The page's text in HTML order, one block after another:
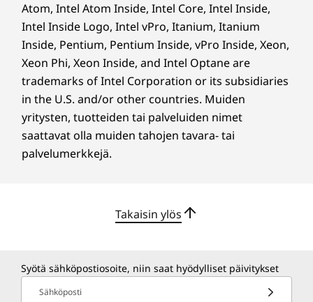
puolestapuhuja
kehitykseen ja teemme aktiivisesti aloitteita
ympäristöjalanjäljen pienentämiseksi.
ThinkCentre M70t Gen 5 -pöytäkoneen kotelo
EPEAT
®Gold*
ERP LOT 3
RoHS
TCO 9.0
TÜV Ultra Low Noise
*Vieraile osoitteessawww.epeat.net nähdäksesi rekisteröintitilan
maittain. Saatavilla valituissa malleissa
Itsensä korjaava BIOS
Kensington Security Slot™
Padlock Loop -lukkolenkki
Atom, Intel Atom Inside, Intel Core, Intel Inside,
Intel Inside Logo, Intel vPro, Itanium, Itanium
Inside, Pentium, Pentium Inside, vPro Inside, Xeon,
Xeon Phi, Xeon Inside, and Intel Optane are
trademarks of Intel Corporation or its subsidiaries
in the U.S. and/or other countries. Muiden
yritysten, tuotteiden tai palveluiden nimet
saattavat olla muiden tahojen tavara- tai
palvelumerkkejä.
Takaisin ylös
Syötä sähköpostiosoite, niin saat hyödylliset päivitykset
Sähköposti